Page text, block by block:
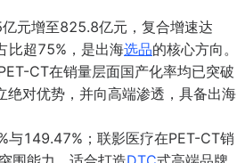
元增至825.8亿元，复合增速达
比超75%，是出海选品的核心方向。
CT在销量层面国产化率均已突破
对优势，并向高端渗透，具备出海
与149.47%；联影医疗在PET-CT销